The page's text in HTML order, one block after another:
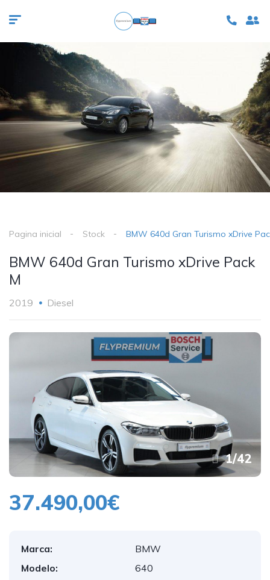
Pagina inicial Stock BMW 640d Gran Turismo xDrive
BMW 640d Gran Turismo xDrive Pack
M
2019 Diesel
1/42
37.490,00€
Marca:
BMW
Modelo:
640